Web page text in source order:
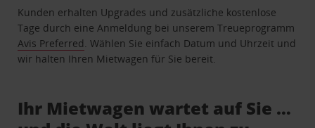
Kunden erhalten Upgrades und zusätzliche kostenlose
Tage durch eine Anmeldung bei unserem Treueprogramm
Avis Preferred . Wählen Sie einfach Datum und Uhrzeit und
wir halten Ihren Mietwagen für Sie bereit.
Ihr Mietwagen wartet auf Sie …